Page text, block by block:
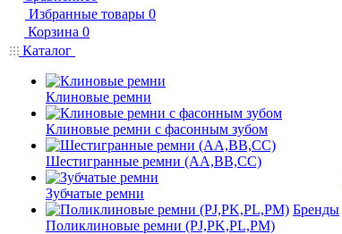
Избранные товары 0
Корзина 0
Каталог
Клиновые ремни
Клиновые ремни с фасонным зубом
Шестигранные ремни (AA,BB,CC)
Зубчатые ремни
Поликлиновые ремни (PJ,PK,PL,PM)
Бренды